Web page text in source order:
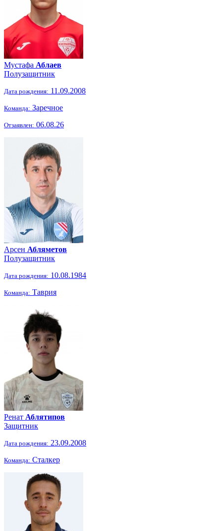
Мустафа Аблаев
Полузащитник
Дата рождения: 11.09.2008
Команда: Заречное
Отзаявлен: 06.08.26
Арсен Абляметов
Полузащитник
Дата рождения: 10.08.1984
Команда: Таврия
Ренат Аблятипов
Защитник
Дата рождения: 23.09.2008
Команда: Сталкер